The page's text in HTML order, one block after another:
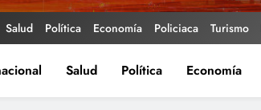
Salud Política Economía Policiaca Turismo
Salud Política Economía